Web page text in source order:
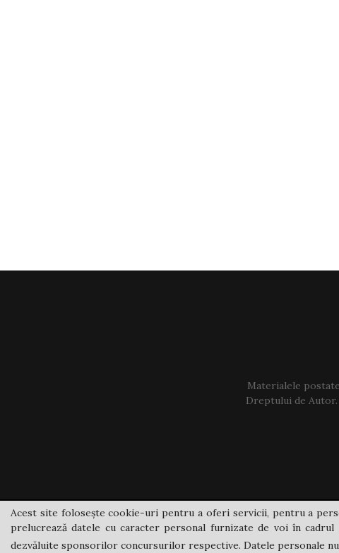
Materialele
Dreptului de
Acest site folosește cookie-uri pentru a oferi servicii, pentru a
prelucrează datele cu caracter personal furnizate de voi în
dezvăluite sponsorilor concursurilor respective. Datele personale